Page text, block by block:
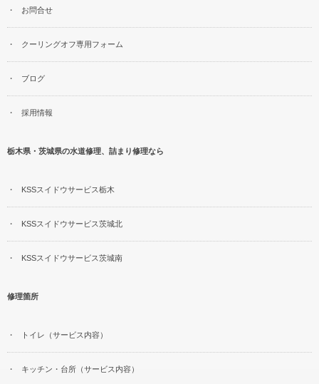
お問合せ
クーリングオフ専用フォーム
ブログ
採用情報
栃木県・茨城県の水道修理、詰まり修理なら
KSSスイドウサービス栃木
KSSスイドウサービス茨城北
KSSスイドウサービス茨城南
修理箇所
トイレ（サービス内容）
キッチン・台所（サービス内容）